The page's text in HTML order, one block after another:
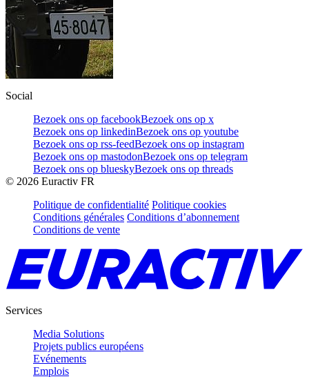
Social
Bezoek ons op facebookBezoek ons op x
Bezoek ons op linkedinBezoek ons op youtube
Bezoek ons op rss-feedBezoek ons op instagram
Bezoek ons op mastodonBezoek ons op telegram
Bezoek ons op blueskyBezoek ons op threads
© 2026 Euractiv FR
Politique de confidentialité Politique cookies
Conditions générales Conditions d’abonnement
Conditions de vente
Services
Media Solutions
Projets publics européens
Evénements
Emplois